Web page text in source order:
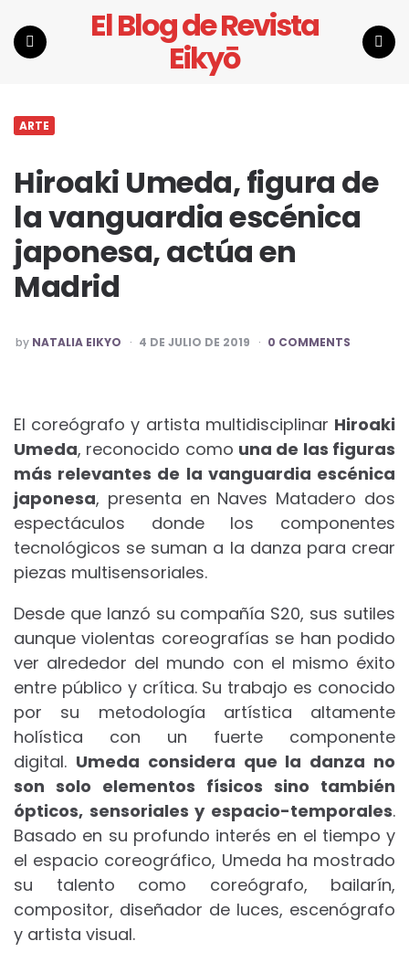
El Blog de Revista
Eikyō
ARTE
Hiroaki Umeda, figura de
la vanguardia escénica
japonesa, actúa en
Madrid
POSTED
BY
by NATALIA EIKYO 4 DE JULIO DE 2019 0 COMMENTS
El coreógrafo y artista multidisciplinar Hiroaki
Umeda, reconocido como una de las figuras
más relevantes de la vanguardia escénica
japonesa, presenta en Naves Matadero dos
espectáculos donde los componentes
tecnológicos se suman a la danza para crear
piezas multisensoriales.
Desde que lanzó su compañía S20, sus sutiles
aunque violentas coreografías se han podido
ver alrededor del mundo con el mismo éxito
entre público y crítica. Su trabajo es conocido
por su metodología artística altamente
holística con un fuerte componente
digital. Umeda considera que la danza no
son solo elementos físicos sino también
ópticos, sensoriales y espacio-temporales.
Basado en su profundo interés en el tiempo y
el espacio coreográfico, Umeda ha mostrado
su talento como coreógrafo, bailarín,
compositor, diseñador de luces, escenógrafo
y artista visual.